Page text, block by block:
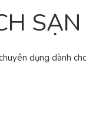
dụng dành